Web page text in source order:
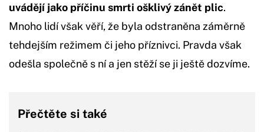
uvádějí jako příčinu smrti ošklivý zánět plic.
Mnoho lidí však věří, že byla odstraněna záměrně
tehdejším režimem či jeho příznivci. Pravda však
odešla společně s ní a jen stěží se ji ještě dozvíme.
Přečtěte si také